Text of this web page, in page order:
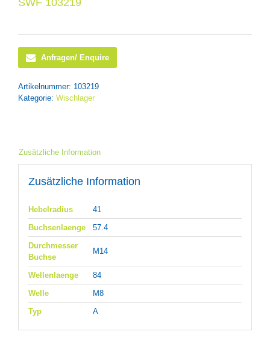
SWF 103219
Anfragen/ Enquire
Artikelnummer: 103219
Kategorie: Wischlager
Zusätzliche Information
Zusätzliche Information
Hebelradius
41
Buchsenlaenge
57.4
Durchmesser
Buchse
M14
Wellenlaenge
84
Welle
M8
Typ
A